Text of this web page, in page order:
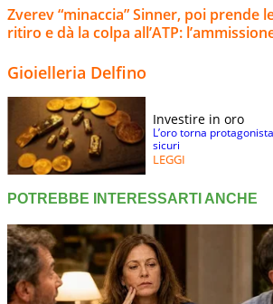
Zverev “minaccia” Sinner, poi prende
ritiro e dà la colpa all’ATP:
Gioielleria Delfino
Investire in oro
L’oro torna
sicuri
LEGGI